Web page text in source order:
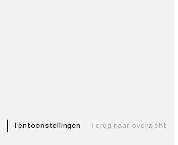
Tentoonstellingen Terug naar overzicht